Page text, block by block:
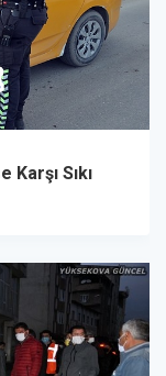
Sıkı